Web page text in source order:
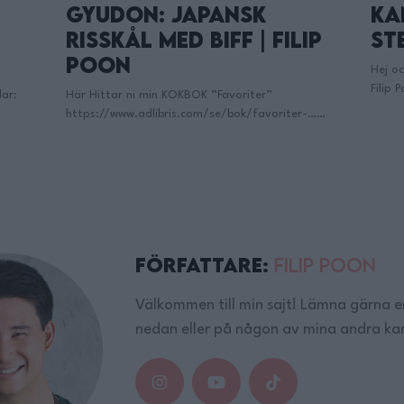
Kan man Fritera en
Stek?
Hej och Välkomna vänner till min Kanal med mig
Filip Poon! 😊 – Tanken med denna kanalen är att
vi tillsammans ska skapa ett så kallat Mat-
Hej
Författare: Filip Poon
Välkommen till min sajt! Lämna gärna
nedan eller på någon av mina andra